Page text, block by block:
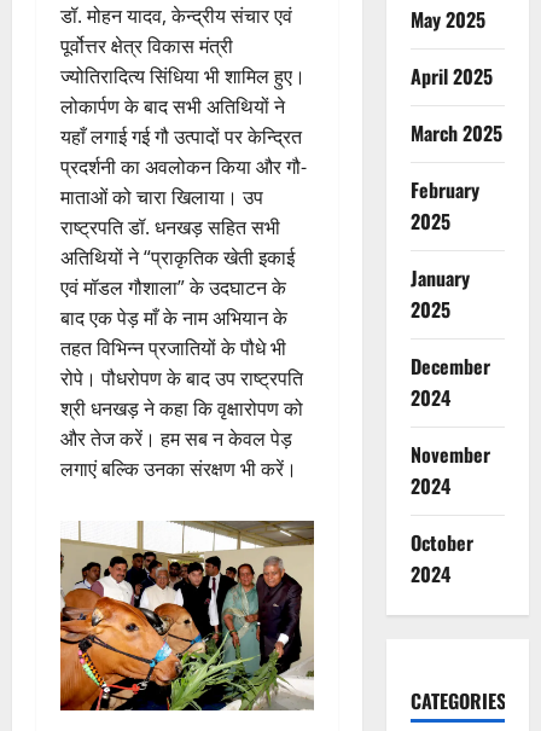
डॉ. मोहन यादव, केन्द्रीय संचार एवं
पूर्वोत्तर क्षेत्र विकास मंत्री
ज्योतिरादित्य सिंधिया भी शामिल हुए।
लोकार्पण के बाद सभी अतिथियों ने
यहाँ लगाई गई गौ उत्पादों पर केन्द्रित
प्रदर्शनी का अवलोकन किया और गौ-
माताओं को चारा खिलाया। उप
राष्ट्रपति डॉ. धनखड़ सहित सभी
अतिथियों ने “प्राकृतिक खेती इकाई
एवं मॉडल गौशाला” के उदघाटन के
बाद एक पेड़ माँ के नाम अभियान के
तहत विभिन्न प्रजातियों के पौधे भी
रोपे। पौधरोपण के बाद उप राष्ट्रपति
श्री धनखड़ ने कहा कि वृक्षारोपण को
और तेज करें। हम सब न केवल पेड़
लगाएं बल्कि उनका संरक्षण भी करें।
May 2025
April 2025
March 2025
February
2025
January
2025
December
2024
November
2024
October
2024
CATEGORIES